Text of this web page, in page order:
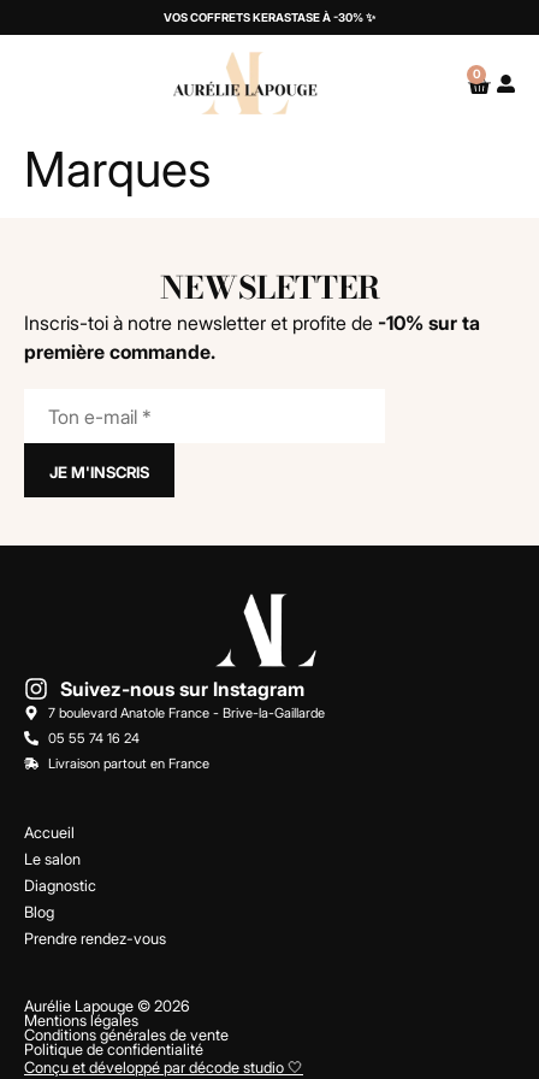
VOS COFFRETS KERASTASE À -30% ✨
0
Marques
NEWSLETTER
Inscris-toi à notre newsletter et profite de -10% sur ta
première commande.
Accueil
Le salon
Diagnostic
Blog
Prendre rendez-vous
Suivez-nous sur Instagram
7 boulevard Anatole France - Brive-la-Gaillarde
05 55 74 16 24
Livraison partout en France
Aurélie Lapouge © 2026
Mentions légales
Conditions générales de vente
Politique de confidentialité
Conçu et développé par décode studio 🤍